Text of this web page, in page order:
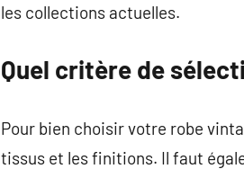
les collections actuelles.
Quel critère de
Pour bien choisir votre robe
tissus et les finitions. Il faut